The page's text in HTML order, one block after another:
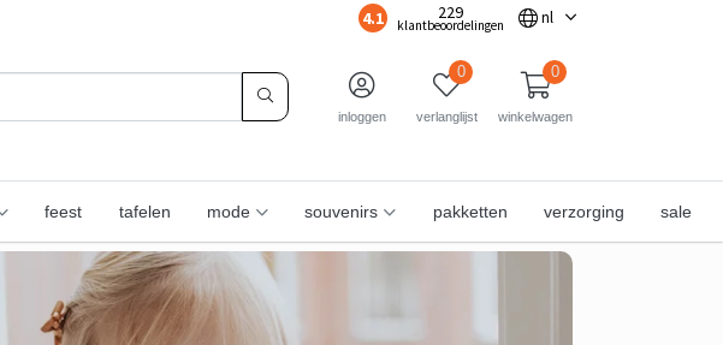
4.1 229
klantbeoordelingen nl
inloggen
0
verlanglijst
0
winkelwagen
feest tafelen mode souvenirs pakketten verzorging sale